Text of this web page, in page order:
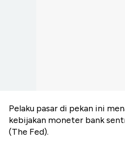
Pelaku pasar di pekan ini
kebijakan moneter bank
(The Fed).